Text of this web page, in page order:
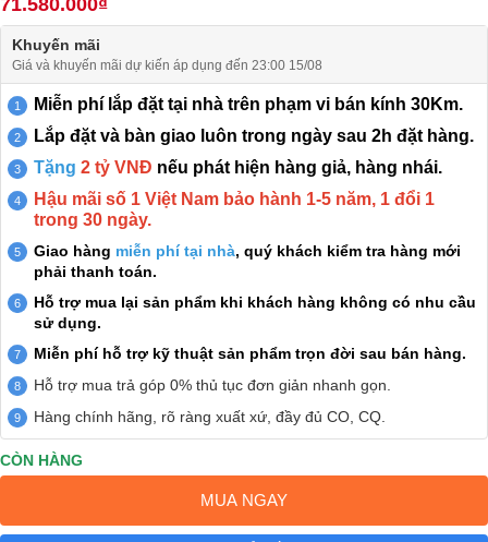
71.580.000₫
Khuyến mãi
Giá và khuyến mãi dự kiến áp dụng đến 23:00 15/08
Miễn phí lắp đặt tại nhà trên phạm vi bán kính 30Km.
Lắp đặt và bàn giao luôn trong ngày sau 2h đặt hàng.
Tặng 2 tỷ VNĐ nếu phát hiện hàng giả, hàng nhái.
Hậu mãi số 1 Việt Nam bảo hành 1-5 năm, 1 đổi 1
trong 30 ngày.
Giao hàng miễn phí tại nhà, quý khách kiểm tra hàng mới
phải thanh toán.
Hỗ trợ mua lại sản phẩm khi khách hàng không có nhu cầu
sử dụng.
Miễn phí hỗ trợ kỹ thuật sản phẩm trọn đời sau bán hàng.
Hỗ trợ mua trả góp 0% thủ tục đơn giản nhanh gọn.
Hàng chính hãng, rõ ràng xuất xứ, đầy đủ CO, CQ.
CÒN HÀNG
MUA NGAY